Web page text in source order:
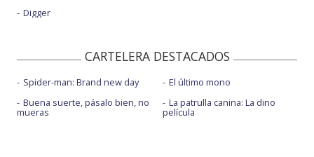
Digger
CARTELERA DESTACADOS
Spider-man: Brand new day
Buena suerte, pásalo bien, no
mueras
El último mono
La patrulla canina: La dino
película